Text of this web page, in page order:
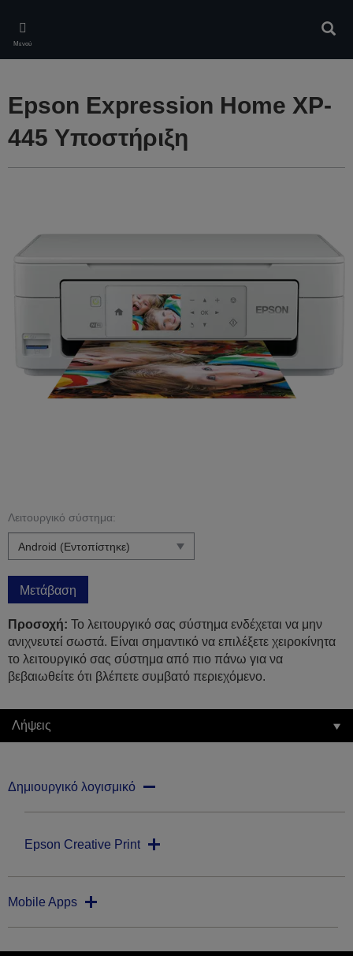
main
content
Μενού
Epson Expression Home XP-
445 Υποστήριξη
Λειτουργικό σύστημα:
Μετάβαση
Προσοχή: Το λειτουργικό σας σύστημα ενδέχεται να μην
ανιχνευτεί σωστά. Είναι σημαντικό να επιλέξετε χειροκίνητα
το λειτουργικό σας σύστημα από πιο πάνω για να
βεβαιωθείτε ότι βλέπετε συμβατό περιεχόμενο.
Λήψεις
Δημιουργικό λογισμικό
Epson Creative Print
Mobile Apps